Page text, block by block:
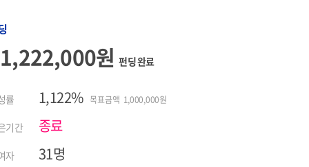
원펀딩 완료
률 1,122% 목표금액 1,000,000원
기간 종료
자 31명